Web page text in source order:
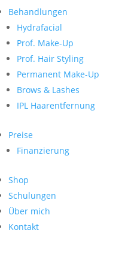
Behandlungen
Hydrafacial
Prof. Make-Up
Prof. Hair Styling
Permanent Make-Up
Brows & Lashes
IPL Haarentfernung
Preise
Finanzierung
Shop
Schulungen
Über mich
Kontakt
nach:
Neueste Kommentare
Archiv
Kategorien
Keine Kategorien
Meta
Anmelden
Feed der Einträge
WordPress.org
Search
nach:
Archive
Kontakt
Impressum
Datenschutz